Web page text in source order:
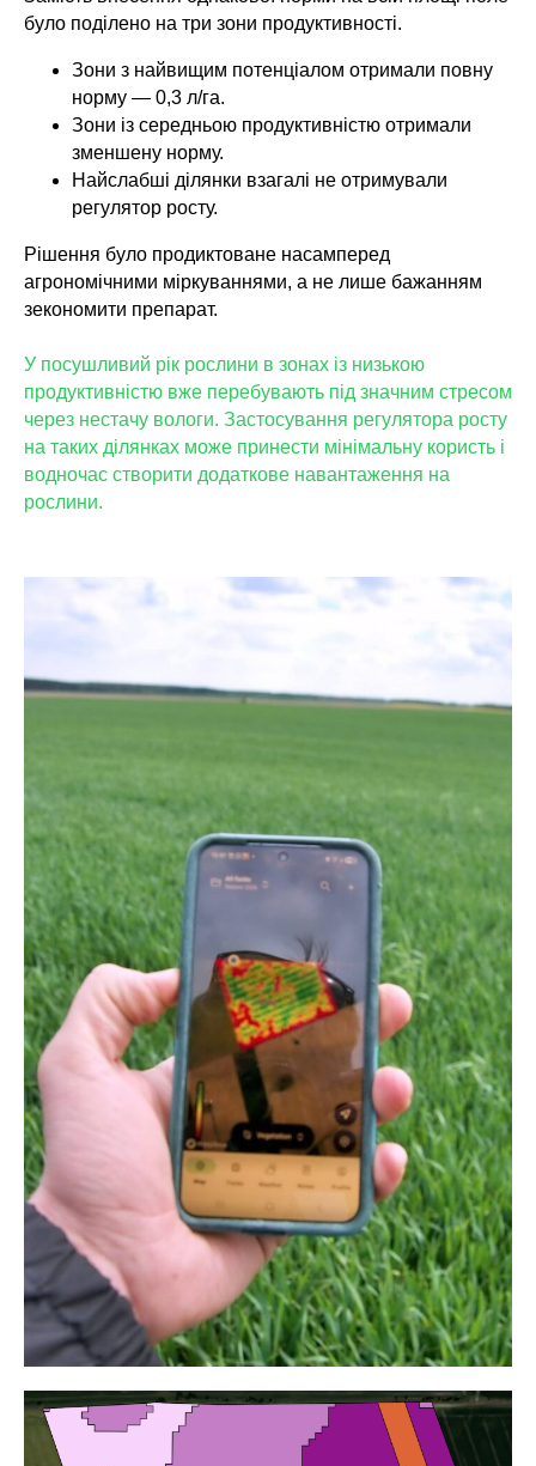
було поділено на три зони продуктивності.
Зони з найвищим потенціалом отримали повну
норму — 0,3 л/га.
Зони із середньою продуктивністю отримали
зменшену норму.
Найслабші ділянки взагалі не отримували
регулятор росту.
Рішення було продиктоване насамперед
агрономічними міркуваннями, а не лише бажанням
зекономити препарат.
У посушливий рік рослини в зонах із низькою
продуктивністю вже перебувають під значним стресом
через нестачу вологи. Застосування регулятора росту
на таких ділянках може принести мінімальну користь і
водночас створити додаткове навантаження на
рослини.